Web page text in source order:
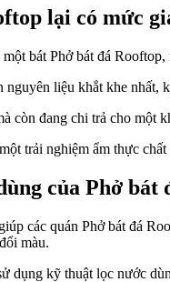
lại có mức
bát Phở bát đá
liệu khắt khe nhất,
còn đang chi trả cho một
trải nghiệm ẩm thực
của Phở
các quán Phở bát đá
màu.
dụng kỹ thuật lọc nước